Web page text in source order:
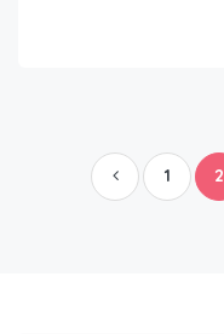
1 2